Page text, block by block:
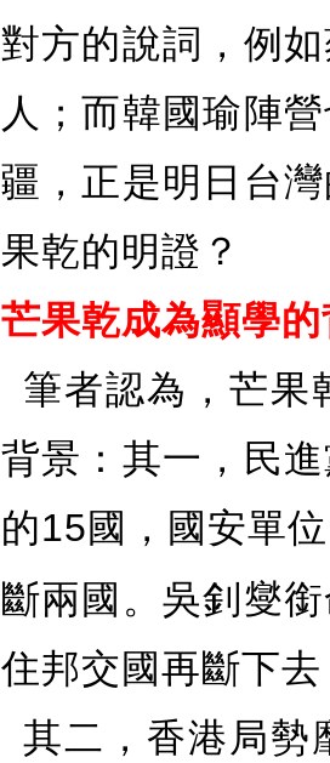
對方的說詞，例
人；而韓國瑜陣
疆，正是明日台
果乾的明證？
芒果乾成為顯學
筆者認為，芒果
背景：其一，民
的15國，國安單
斷兩國。吳釗燮
住邦交國再斷下
其二，香港局勢